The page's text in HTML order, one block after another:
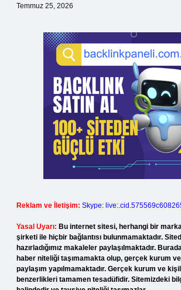
Temmuz 25, 2026
Reklam ve İletişim: Skype:
Yasal Uyarı: Bu internet sitesi, herhangi bir
şirketi ile hiçbir bağlantısı bulunmamaktadır.
hazırladığımız makaleler paylaşılmaktadır.
haber niteliği taşımamakta olup, gerçek kurum
paylaşım yapılmamaktadır. Gerçek kurum ve
benzerlikleri tamamen tesadüfidir. Sitemizdeki